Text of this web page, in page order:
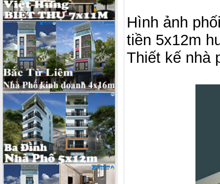
Hình ảnh
tiền 5x12m
Thiết kế nhà